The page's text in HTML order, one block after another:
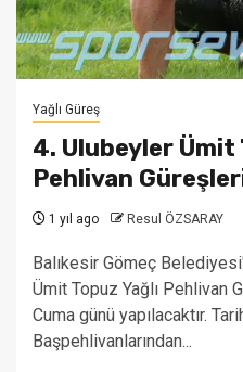
Yağlı Güreş
4. Ulubeyler Ümit
Pehlivan
1 yıl ago Resul ÖZSARAY
Balıkesir Gömeç
Ümit Topuz Yağlı Pehlivan
Cuma günü yapılacaktır.
Başpehlivanlarından...